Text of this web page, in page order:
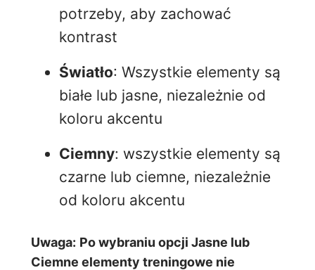
potrzeby, aby zachować
kontrast
Światło: Wszystkie elementy są
białe lub jasne, niezależnie od
koloru akcentu
Ciemny: wszystkie elementy są
czarne lub ciemne, niezależnie
od koloru akcentu
Uwaga: Po wybraniu opcji Jasne lub
Ciemne elementy treningowe nie